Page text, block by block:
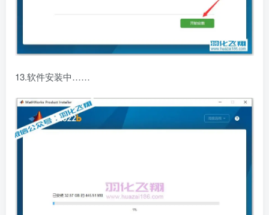
13.软件安装中……